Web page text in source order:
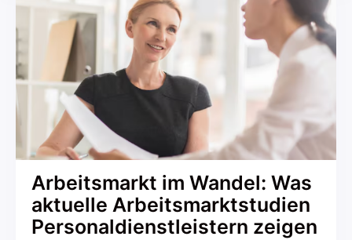
den B2B-Bereich. Aber was macht das
Recruiting über Soziale Medien so erfolgreich
und worauf sollte geachtet werden?
Arbeitsmarkt im Wandel: Was
aktuelle Arbeitsmarktstudien
Personaldienstleistern zeigen